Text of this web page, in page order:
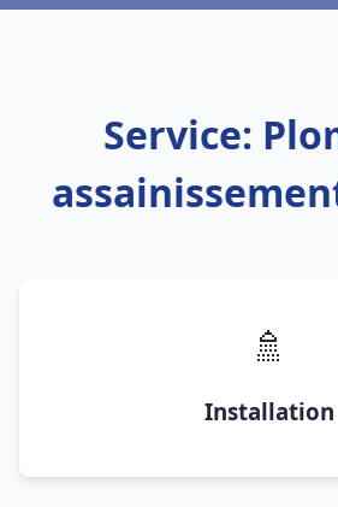
Service:
🚿
Installation